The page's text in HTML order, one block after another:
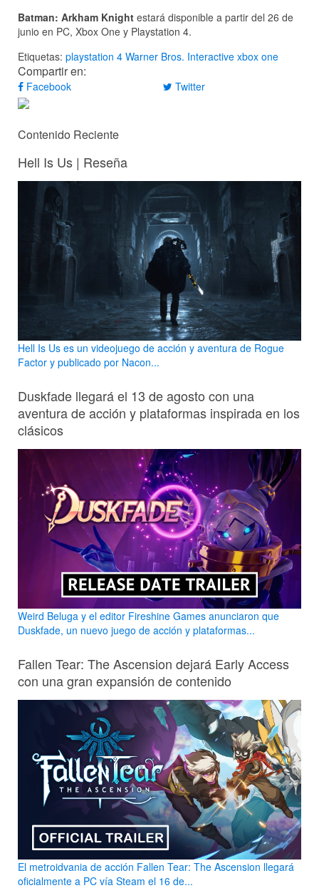
Batman: Arkham Knight estará disponible a partir del 26 de
junio en PC, Xbox One y Playstation 4.
Etiquetas: playstation 4 Warner Bros. Interactive xbox one
Compartir en:
Facebook Twitter
Contenido Reciente
Hell Is Us | Reseña
Hell Is Us es un videojuego de acción y aventura de Rogue
Factor y publicado por Nacon...
Duskfade llegará el 13 de agosto con una
aventura de acción y plataformas inspirada en los
clásicos
Weird Beluga y el editor Fireshine Games anunciaron que
Duskfade, un nuevo juego de acción y plataformas...
Fallen Tear: The Ascension dejará Early Access
con una gran expansión de contenido
El metroidvania de acción Fallen Tear: The Ascension llegará
oficialmente a PC vía Steam el 16 de...